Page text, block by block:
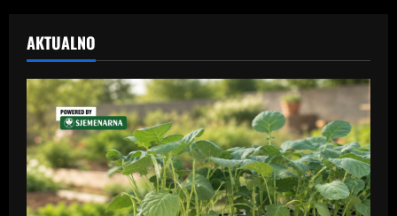
AKTUALNO